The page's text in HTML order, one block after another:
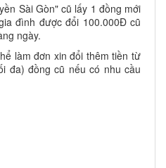
Sài Gòn" cũ lấy 1 đồng mới
đình được đổi 100.000Đ cũ
ngày.
làm đơn xin đổi thêm tiền từ
đa) đồng cũ nếu có nhu cầu